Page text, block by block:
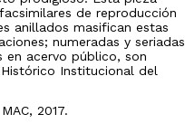
de reproducción
anillados masifican estas
numeradas y seriadas
en acervo público, son
Institucional del
2017.